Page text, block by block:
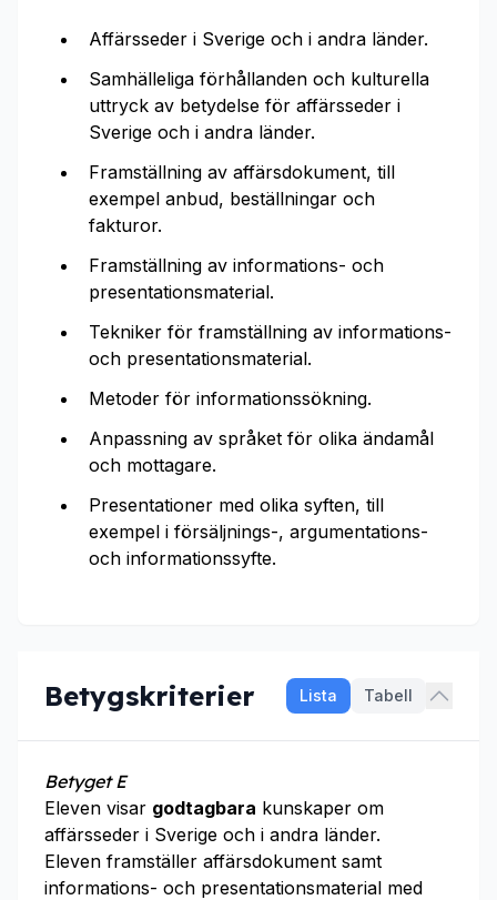
Affärsseder i Sverige och i andra länder.
Samhälleliga förhållanden och kulturella
uttryck av betydelse för affärsseder i
Sverige och i andra länder.
Framställning av affärsdokument, till
exempel anbud, beställningar och
fakturor.
Framställning av informations- och
presentationsmaterial.
Tekniker för framställning av informations-
och presentationsmaterial.
Metoder för informationssökning.
Anpassning av språket för olika ändamål
och mottagare.
Presentationer med olika syften, till
exempel i försäljnings-, argumentations-
och informationssyfte.
Betygskriterier Lista Tabell
Betyget E
Eleven visar godtagbara kunskaper om
affärsseder i Sverige och i andra länder.
Eleven framställer affärsdokument samt
informations- och presentationsmaterial med